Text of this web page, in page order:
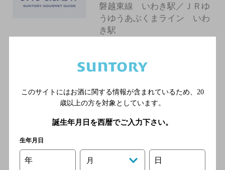
磐越東線 いわき駅／ＪＲゆ
うゆうあぶくまライン いわ
き駅
牛屋ＨｉｋｏＢｅｒ
ＪＲ常磐線 いわき駅より徒
歩３分／ＪＲ磐越東線 いわ
き駅より徒歩３分
北海居酒屋さんちゃん
このサイトにはお酒に関する情報が含まれているため、 20
歳以上の方を対象としています。
誕生年月日を西暦でご入力下さい。
生年月日
年 月 日